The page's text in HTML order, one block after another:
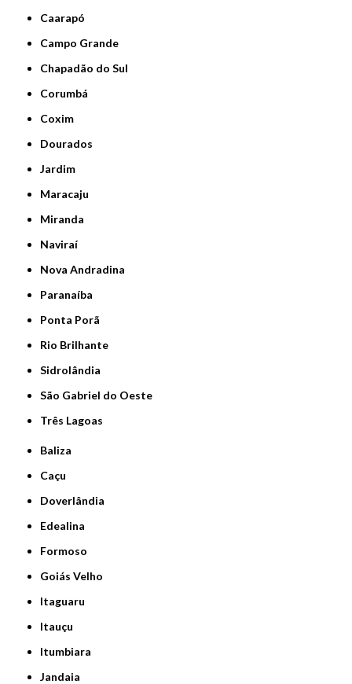
Caarapó
Campo Grande
Chapadão do Sul
Corumbá
Coxim
Dourados
Jardim
Maracaju
Miranda
Naviraí
Nova Andradina
Paranaíba
Ponta Porã
Rio Brilhante
Sidrolândia
São Gabriel do Oeste
Três Lagoas
Baliza
Caçu
Doverlândia
Edealina
Formoso
Goiás Velho
Itaguaru
Itauçu
Itumbiara
Jandaia